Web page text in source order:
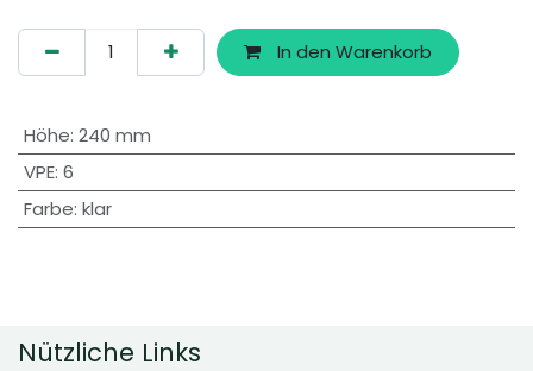
In den Warenkorb
Höhe: 240 mm
VPE: 6
Farbe: klar
Nützliche Links